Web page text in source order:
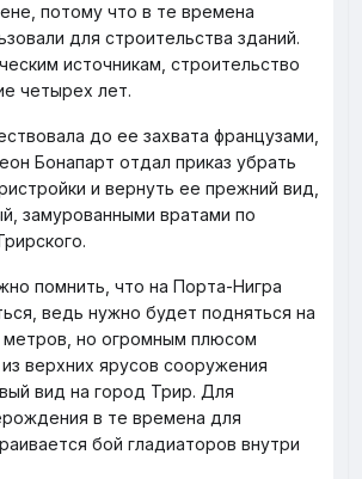
потому что в те времена
для строительства зданий.
источникам, строительство
четырех лет.
до ее захвата французами,
Бонапарт отдал приказ убрать
и вернуть ее прежний вид,
замурованными вратами по
помнить, что на Порта-Нигра
ведь нужно будет подняться на
но огромным плюсом
верхних ярусов сооружения
вид на город Трир. Для
в те времена для
бой гладиаторов внутри